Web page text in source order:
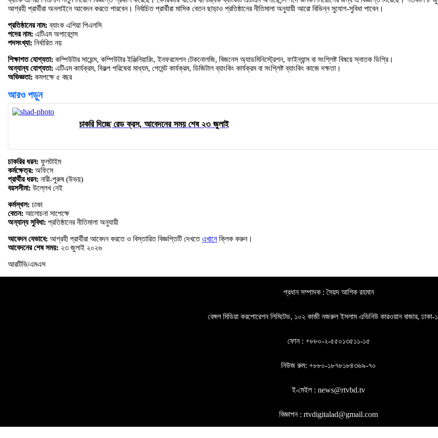
আগ্রহী প্রার্থীরা অনলাইনে আবেদন করতে পারবেন। নির্বাচিত প্রার্থীরা মাসিক বেতন ছাড়াও প্রতিষ্ঠানের নীতিমালা অনুযায়ী আরো বিভিন্ন সুযোগ-সুবিধা পাবেন।
প্রতিষ্ঠানের নাম: ব্যাংক এশিয়া পিএলসি
পদের নাম: এটিএম অপারেশন্স
পদসংখ্যা: নির্ধারিত নয়
শিক্ষাগত যোগ্যতা: কম্পিউটার সায়েন্স, কম্পিউটার ইঞ্জিনিয়ারিং, ইনফরমেশন টেকনোলজি, বিজনেস অ্যাডমিনিস্ট্রেশন, ফাইন্যান্স বা সংশ্লিষ্ট বিষয়ে স্নাতক ডিগ্রি।
অন্যান্য যোগ্যতা: এটিএম কার্যক্রম, বিকল্প পরিষেবা মাধ্যম, পেমেন্ট কার্যক্রম, ডিজিটাল ব্যাংকিং কার্যক্রম বা সংশ্লিষ্ট ব্যাংকিং কাজে দক্ষতা।
অভিজ্ঞতা: কমপক্ষে ৫ বছর
আরও পড়ুন
চাকরি দিচ্ছে রেড ক্রস, আবেদনের সময় শেষ ২৩ জুলাই
চাকরির ধরন: ফুলটাইম
কর্মক্ষেত্র: অফিসে
প্রার্থীর ধরন: নারী-পুরুষ (উভয়)
বয়সসীমা: উল্লেখ নেই
কর্মস্থল: ঢাকা
বেতন: আলোচনা সাপেক্ষে
অন্যান্য সুবিধা: প্রতিষ্ঠানের নীতিমালা অনুযায়ী
আবেদন যেভাবে: আগ্রহী প্রার্থীরা আবেদন করতে ও বিস্তারিত বিজ্ঞপ্তিটি দেখতেএখানেক্লিক করুন।
আবেদনের শেষ সময়: ২৩ জুলাই ২০২৬
আরটিভি/এমএস
প্রধান সম্পাদক : সৈয়দ আশিক রহমান
বেঙ্গল মিডিয়া করপোরেশন লিমিটেড, ১০২ কাজী নজরুল ইসলাম এভিনিউ কারওয়ান বাজার, ঢাকা-
ফোন : +৮৮০-২-৫৫০১৩৫১১-১৫
নিউজ রুম: +৮৮০-১৮৭৮১৮৪৩৬৯-৭০
ই-মেইল : news@rtvbd.tv
বিজ্ঞাপন : rtvdigitalad@gmail.com